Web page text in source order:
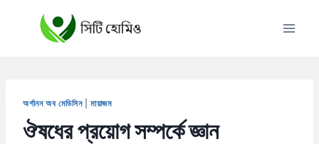
অর্গানন অব মেডিসিন| মায়াজম
ঔষধের প্রয়োগ সম্পর্কে জ্ঞান